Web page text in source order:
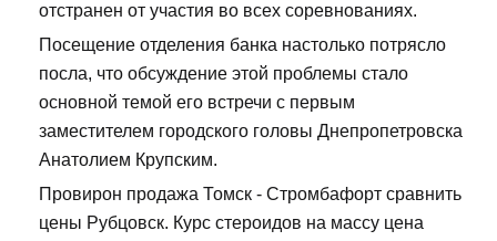
отстранен от участия во всех соревнованиях.
Посещение отделения банка настолько потрясло
посла, что обсуждение этой проблемы стало
основной темой его встречи с первым
заместителем городского головы Днепропетровска
Анатолием Крупским.
Провирон продажа Томск - Стромбафорт сравнить
цены Рубцовск. Курс стероидов на массу цена